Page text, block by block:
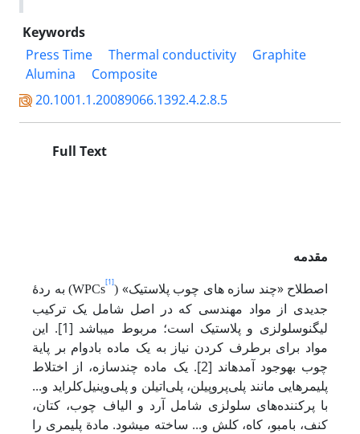
Keywords
Press Time
Thermal conductivity
Graphite
Alumina
Composite
20.1001.1.20089066.1392.4.2.8.5
Full Text
مقدمه
اصطلاح «چند سازه ­های چوب پلاستیک» (WPCs
[1]
) به ردۀ
جدیدی از مواد مهندسی که در اصل شامل یک ترکیب
لیگنوسلولزی و پلاستیک است؛ مربوط می­با­شد [1].
این
مواد برای برطرف کردن نیاز به یک ماده بادوام بر پایة
چوب به­وجود آمده­اند [2]. یک ماده چندسازه، از اختلاط
پلیمرهایی مانند پلی‌پروپیلن، پلی‌اتیلن و پلی‌وینیل‌کلراید و...
با پرکننده‌های سلولزی شامل آرد و الیاف چوب، کتان،
کنف، بامبو، کاه، کلش و... ساخته میشود. مادة پلیمری را